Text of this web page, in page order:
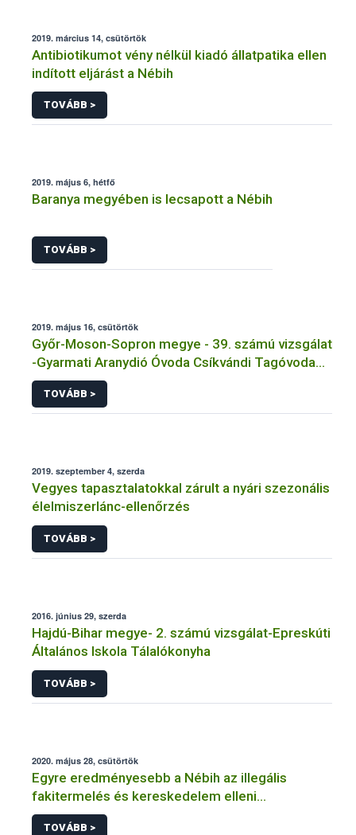
2019. március 14, csütörtök
Antibiotikumot vény nélkül kiadó állatpatika ellen
indított eljárást a Nébih
TOVÁBB >
2019. május 6, hétfő
Baranya megyében is lecsapott a Nébih
TOVÁBB >
2019. május 16, csütörtök
Győr-Moson-Sopron megye - 39. számú vizsgálat
-Gyarmati Aranydió Óvoda Csíkvándi Tagóvoda
Tálalókonyha - Csíkvánd
TOVÁBB >
2019. szeptember 4, szerda
Vegyes tapasztalatokkal zárult a nyári szezonális
élelmiszerlánc-ellenőrzés
TOVÁBB >
2016. június 29, szerda
Hajdú-Bihar megye- 2. számú vizsgálat-Epreskúti
Általános Iskola Tálalókonyha
TOVÁBB >
2020. május 28, csütörtök
Egyre eredményesebb a Nébih az illegális
fakitermelés és kereskedelem elleni
küzdelemben is
TOVÁBB >